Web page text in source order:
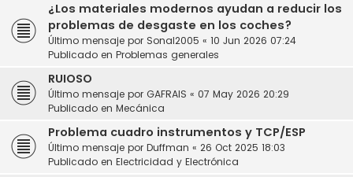
¿Los materiales modernos ayudan a reducir los
problemas de desgaste en los coches?
Último mensaje por Sonal2005 « 10 Jun 2026 07:24
Publicado en Problemas generales
RUIOSO
Último mensaje por GAFRAIS « 07 May 2026 20:29
Publicado en Mecánica
Problema cuadro instrumentos y TCP/ESP
Último mensaje por Duffman « 26 Oct 2025 18:03
Publicado en Electricidad y Electrónica